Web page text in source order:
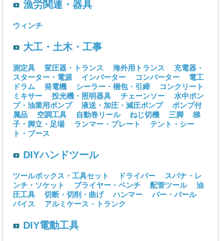
漁労関連・器具
ウィンチ
大工・土木・工事
測定具 変圧器・トランス 海外用トランス
充電器・
スターター・電源
インバーター コンバーター
電工
ドラム
発電機 シーラー・梱包・引締
コンクリート
ミキサー
投光機・照明器具 チェーンソー
水中ポン
プ・油業用ポンプ
液送・加圧・減圧ポンプ
ポンプ付
属品
空調工具 自動巻リール ねじ切機 三脚
梯
子・脚立・足場
ランマー・プレート
テント・シー
ト・ブース
DIYハンドツール
ツールボックス・工具セット ドライバー
スパナ・レ
ンチ・ソケット
プライヤー・ペンチ 配管ツール
油
圧工具
切断・切削・曲げ ハンマー
バー・バール
バイス
アルミケース・トランク
DIY電動工具